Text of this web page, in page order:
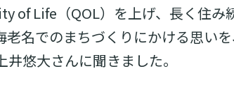
of Life（QOL）を上げ、長く住み
老名でのまちづくりにかける思い
悠大さんに聞きました。